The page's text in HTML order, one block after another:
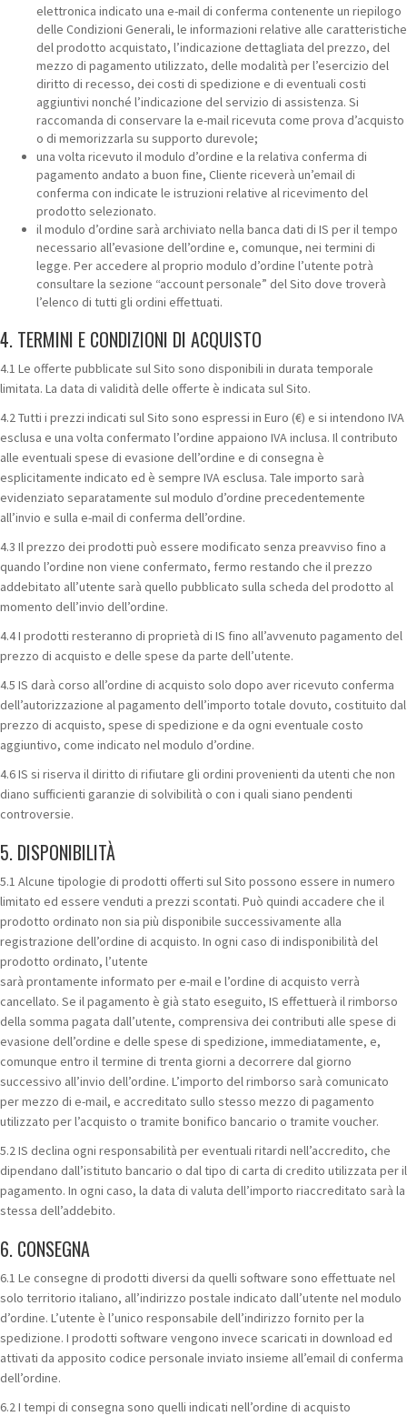
elettronica indicato una e-mail di conferma contenente un riepilogo
delle Condizioni Generali, le informazioni relative alle caratteristiche
del prodotto acquistato, l’indicazione dettagliata del prezzo, del
mezzo di pagamento utilizzato, delle modalità per l’esercizio del
diritto di recesso, dei costi di spedizione e di eventuali costi
aggiuntivi nonché l’indicazione del servizio di assistenza. Si
raccomanda di conservare la e-mail ricevuta come prova d’acquisto
o di memorizzarla su supporto durevole;
una volta ricevuto il modulo d’ordine e la relativa conferma di
pagamento andato a buon fine, Cliente riceverà un’email di
conferma con indicate le istruzioni relative al ricevimento del
prodotto selezionato.
il modulo d’ordine sarà archiviato nella banca dati di IS per il tempo
necessario all’evasione dell’ordine e, comunque, nei termini di
legge. Per accedere al proprio modulo d’ordine l’utente potrà
consultare la sezione “account personale” del Sito dove troverà
l’elenco di tutti gli ordini effettuati.
4. TERMINI E CONDIZIONI DI ACQUISTO
4.1 Le offerte pubblicate sul Sito sono disponibili in durata temporale
limitata. La data di validità delle offerte è indicata sul Sito.
4.2 Tutti i prezzi indicati sul Sito sono espressi in Euro (€) e si intendono IVA
esclusa e una volta confermato l’ordine appaiono IVA inclusa. Il contributo
alle eventuali spese di evasione dell’ordine e di consegna è
esplicitamente indicato ed è sempre IVA esclusa. Tale importo sarà
evidenziato separatamente sul modulo d’ordine precedentemente
all’invio e sulla e-mail di conferma dell’ordine.
4.3 Il prezzo dei prodotti può essere modificato senza preavviso fino a
quando l’ordine non viene confermato, fermo restando che il prezzo
addebitato all’utente sarà quello pubblicato sulla scheda del prodotto al
momento dell’invio dell’ordine.
4.4 I prodotti resteranno di proprietà di IS fino all’avvenuto pagamento del
prezzo di acquisto e delle spese da parte dell’utente.
4.5 IS darà corso all’ordine di acquisto solo dopo aver ricevuto conferma
dell’autorizzazione al pagamento dell’importo totale dovuto, costituito dal
prezzo di acquisto, spese di spedizione e da ogni eventuale costo
aggiuntivo, come indicato nel modulo d’ordine.
4.6 IS si riserva il diritto di rifiutare gli ordini provenienti da utenti che non
diano sufficienti garanzie di solvibilità o con i quali siano pendenti
controversie.
5. DISPONIBILITÀ
5.1 Alcune tipologie di prodotti offerti sul Sito possono essere in numero
limitato ed essere venduti a prezzi scontati. Può quindi accadere che il
prodotto ordinato non sia più disponibile successivamente alla
registrazione dell’ordine di acquisto. In ogni caso di indisponibilità del
prodotto ordinato, l’utente
sarà prontamente informato per e-mail e l’ordine di acquisto verrà
cancellato. Se il pagamento è già stato eseguito, IS effettuerà il rimborso
della somma pagata dall’utente, comprensiva dei contributi alle spese di
evasione dell’ordine e delle spese di spedizione, immediatamente, e,
comunque entro il termine di trenta giorni a decorrere dal giorno
successivo all’invio dell’ordine. L’importo del rimborso sarà comunicato
per mezzo di e-mail, e accreditato sullo stesso mezzo di pagamento
utilizzato per l’acquisto o tramite bonifico bancario o tramite voucher.
5.2 IS declina ogni responsabilità per eventuali ritardi nell’accredito, che
dipendano dall’istituto bancario o dal tipo di carta di credito utilizzata per il
pagamento. In ogni caso, la data di valuta dell’importo riaccreditato sarà la
stessa dell’addebito.
6. CONSEGNA
6.1 Le consegne di prodotti diversi da quelli software sono effettuate nel
solo territorio italiano, all’indirizzo postale indicato dall’utente nel modulo
d’ordine. L’utente è l’unico responsabile dell’indirizzo fornito per la
spedizione. I prodotti software vengono invece scaricati in download ed
attivati da apposito codice personale inviato insieme all’email di conferma
dell’ordine.
6.2 I tempi di consegna sono quelli indicati nell’ordine di acquisto